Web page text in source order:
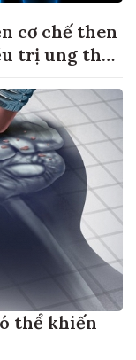
cơ chế then
trị ung thư
thể khiến